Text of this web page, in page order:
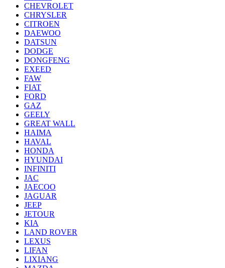
CHEVROLET
CHRYSLER
CITROEN
DAEWOO
DATSUN
DODGE
DONGFENG
EXEED
FAW
FIAT
FORD
GAZ
GEELY
GREAT WALL
HAIMA
HAVAL
HONDA
HYUNDAI
INFINITI
JAC
JAECOO
JAGUAR
JEEP
JETOUR
KIA
LAND ROVER
LEXUS
LIFAN
LIXIANG